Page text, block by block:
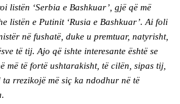
listën ‘Serbia e Bashkuar’, gjë që më
listën e Putinit ‘Rusia e Bashkuar’. Ai foli
në fushatë, duke u premtuar, natyrisht,
të tij. Ajo që ishte interesante është se
më të fortë ushtarakisht, të cilën, sipas tij,
ta rrezikojë më siç ka ndodhur në të